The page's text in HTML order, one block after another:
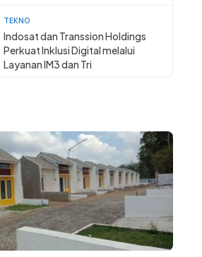
TEKNO
Indosat dan Transsion Holdings
Perkuat Inklusi Digital melalui
Layanan IM3 dan Tri